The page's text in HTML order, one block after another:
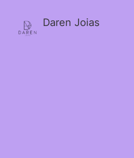
Daren Joias